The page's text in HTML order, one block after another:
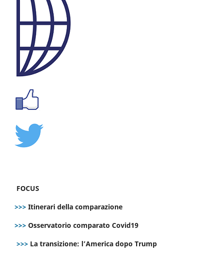
FOCUS
>>> Itinerari della comparazione
>>> Osservatorio comparato Covid19
>>> La transizione: l’America dopo Trump